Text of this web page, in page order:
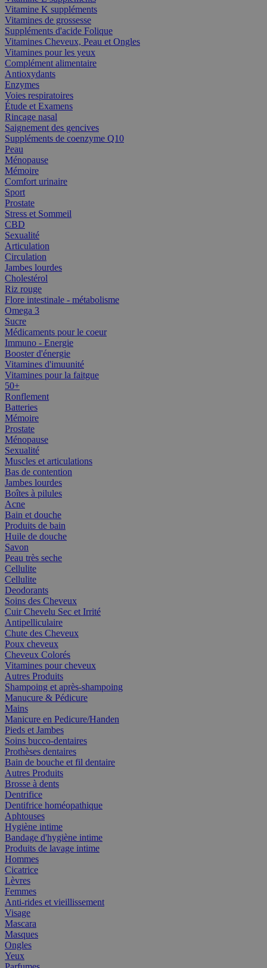
Vitamine K suppléments
Vitamines de grossesse
Suppléments d'acide Folique
Vitamines Cheveux, Peau et Ongles
Vitamines pour les yeux
Complément alimentaire
Antioxydants
Enzymes
Voies respiratoires
Étude et Examens
Rincage nasal
Saignement des gencives
Suppléments de coenzyme Q10
Peau
Ménopause
Mémoire
Comfort urinaire
Sport
Prostate
Stress et Sommeil
CBD
Sexualité
Articulation
Circulation
Jambes lourdes
Cholestérol
Riz rouge
Flore intestinale - métabolisme
Omega 3
Sucre
Médicaments pour le coeur
Immuno - Energie
Booster d'énergie
Vitamines d'imuunité
Vitamines pour la faitgue
50+
Ronflement
Batteries
Mémoire
Prostate
Ménopause
Sexualité
Muscles et articulations
Bas de contention
Jambes lourdes
Boîtes à pilules
Acne
Bain et douche
Produits de bain
Huile de douche
Savon
Peau très seche
Cellulite
Cellulite
Deodorants
Soins des Cheveux
Cuir Chevelu Sec et Irrité
Antipelliculaire
Chute des Cheveux
Poux cheveux
Cheveux Colorés
Vitamines pour cheveux
Autres Produits
Shampoing et après-shampoing
Manucure & Pédicure
Mains
Manicure en Pedicure/Handen
Pieds et Jambes
Soins bucco-dentaires
Prothèses dentaires
Bain de bouche et fil dentaire
Autres Produits
Brosse à dents
Dentrifice
Dentifrice homéopathique
Aphtouses
Hygiène intime
Bandage d'hygiène intime
Produits de lavage intime
Hommes
Cicatrice
Lèvres
Femmes
Anti-rides et vieillissement
Visage
Mascara
Masques
Ongles
Yeux